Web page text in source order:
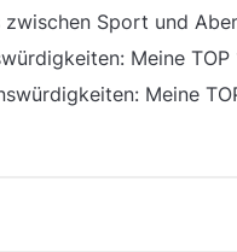
Sport und
Meine TOP
Meine